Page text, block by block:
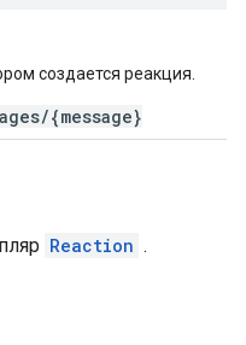
создается реакция.
{message}
Reaction .